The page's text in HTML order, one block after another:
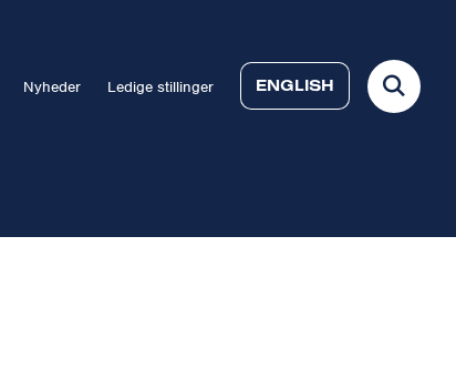
Nyheder Ledige stillinger ENGLISH